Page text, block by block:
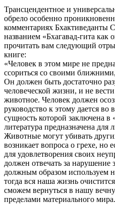
Трансцендентное и
обрело особенно
комментариях Бхактиведанты
названием «Бхагавад-гита как
прочитать вам следующий
книге:
«Человек в этом мире не
ссориться со своими
Он должен быть достаточно
человеческой жизни, и не
животное. Человек должен
руководство к этому дается во
сущность которой заключена в
литература предназначена
Животные могут убивать
возникает вопроса о грехе, но
для удовлетворения своих
должен отвечать за
должным образом используем
тогда вся наша жизнь
сможем вернуться в нашу
пределами материального мира.